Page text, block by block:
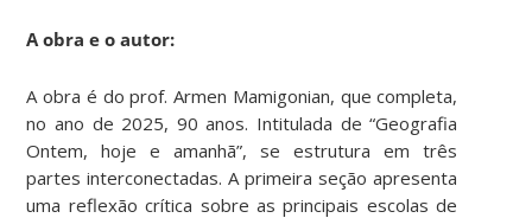
A obra e o autor:
A obra é do prof. Armen Mamigonian, que completa,
no ano de 2025, 90 anos. Intitulada de “Geografia
Ontem, hoje e amanhã”, se estrutura em três
partes interconectadas. A primeira seção apresenta
uma reflexão crítica sobre as principais escolas de